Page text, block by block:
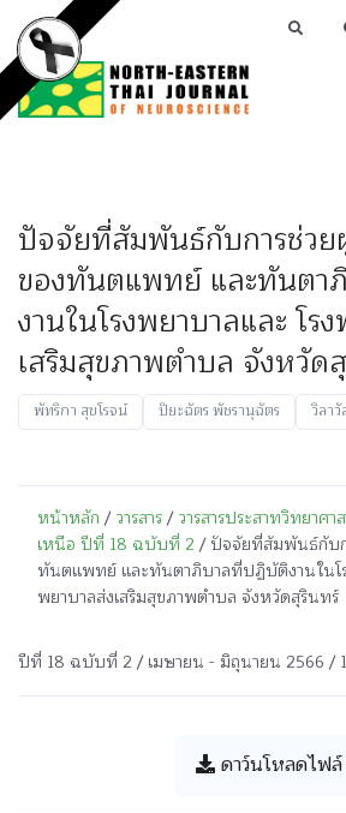
ปัจจัยที่สัมพันธ์กับการช่วย
ของทันตแพทย์ และทันตา
งานในโรงพยาบาลและ โร
เสริมสุขภาพตำบล จังหวัด
พัทริกา สุขโรจน์ ปิยะฉัตร พัชรานุฉัตร
วิลา
หน้าหลัก/วารสาร/วารสารประสาทวิทยาศ
เหนือ ปีที่ 18 ฉบับที่ 2/ ปัจจัยที่สัมพันธ์กับก
ทันตแพทย์ และทันตาภิบาลที่ปฏิบัติงานในโร
พยาบาลส่งเสริมสุขภาพตำบล จังหวัดสุรินทร์
ปีที่ 18 ฉบับที่ 2 / เมษายน - มิถุนายน 2566 /
ดาว์นโหลดไฟล์